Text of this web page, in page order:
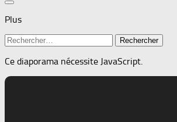
Plus
Rechercher :
Ce diaporama nécessite JavaScript.